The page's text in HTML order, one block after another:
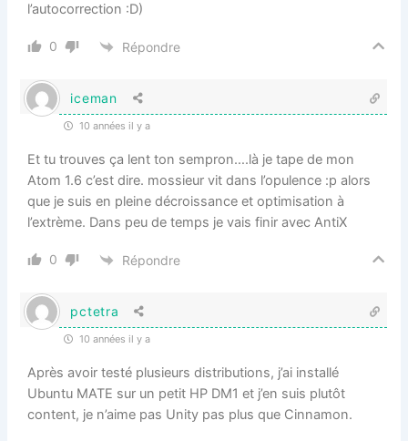
l’autocorrection :D)
0 Répondre
iceman
10 années il y a
Et tu trouves ça lent ton sempron….là je tape de mon
Atom 1.6 c’est dire. mossieur vit dans l’opulence :p alors
que je suis en pleine décroissance et optimisation à
l’extrème. Dans peu de temps je vais finir avec AntiX
0 Répondre
pctetra
10 années il y a
Après avoir testé plusieurs distributions, j’ai installé
Ubuntu MATE sur un petit HP DM1 et j’en suis plutôt
content, je n’aime pas Unity pas plus que Cinnamon.